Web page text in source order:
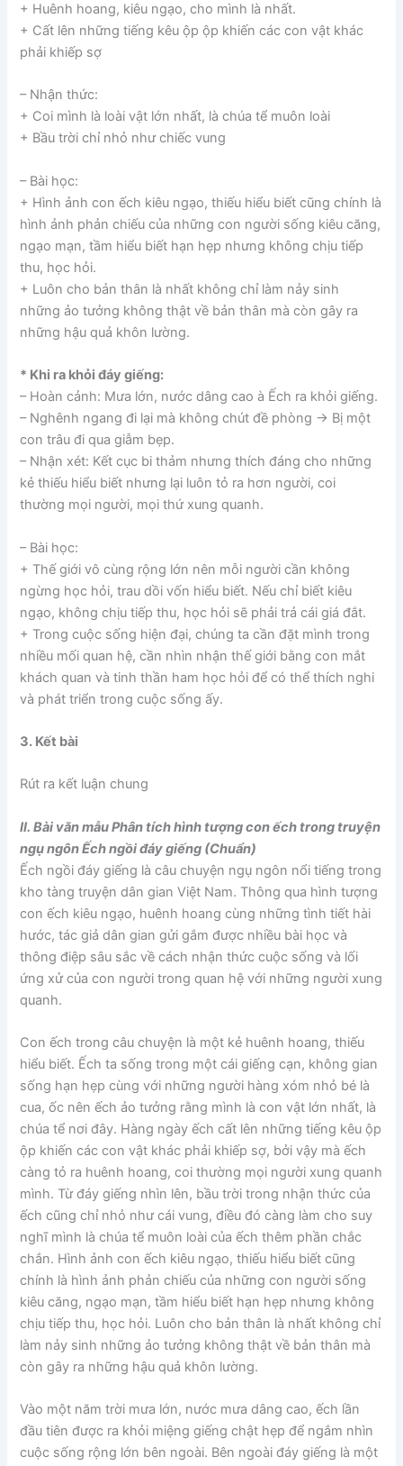
+ Huênh hoang, kiêu ngạo, cho mình là nhất.
+ Cất lên những tiếng kêu ộp ộp khiến các con vật khác
phải khiếp sợ
– Nhận thức:
+ Coi mình là loài vật lớn nhất, là chúa tể muôn loài
+ Bầu trời chỉ nhỏ như chiếc vung
– Bài học:
+ Hình ảnh con ếch kiêu ngạo, thiếu hiểu biết cũng chính là
hình ảnh phản chiếu của những con người sống kiêu căng,
ngạo mạn, tầm hiểu biết hạn hẹp nhưng không chịu tiếp
thu, học hỏi.
+ Luôn cho bản thân là nhất không chỉ làm nảy sinh
những ảo tưởng không thật về bản thân mà còn gây ra
những hậu quả khôn lường.
* Khi ra khỏi đáy giếng:
– Hoàn cảnh: Mưa lớn, nước dâng cao à Ếch ra khỏi giếng.
– Nghênh ngang đi lại mà không chút đề phòng → Bị một
con trâu đi qua giẫm bẹp.
– Nhận xét: Kết cục bi thảm nhưng thích đáng cho những
kẻ thiếu hiểu biết nhưng lại luôn tỏ ra hơn người, coi
thường mọi người, mọi thứ xung quanh.
– Bài học:
+ Thế giới vô cùng rộng lớn nên mỗi người cần không
ngừng học hỏi, trau dồi vốn hiểu biết. Nếu chỉ biết kiêu
ngạo, không chịu tiếp thu, học hỏi sẽ phải trả cái giá đắt.
+ Trong cuộc sống hiện đại, chúng ta cần đặt mình trong
nhiều mối quan hệ, cần nhìn nhận thế giới bằng con mắt
khách quan và tinh thần ham học hỏi để có thể thích nghi
và phát triển trong cuộc sống ấy.
3. Kết bài
Rút ra kết luận chung
II. Bài văn mẫu Phân tích hình tượng con ếch trong truyện
ngụ ngôn Ếch ngồi đáy giếng (Chuẩn)
Ếch ngồi đáy giếng là câu chuyện ngụ ngôn nổi tiếng trong
kho tàng truyện dân gian Việt Nam. Thông qua hình tượng
con ếch kiêu ngạo, huênh hoang cùng những tình tiết hài
hước, tác giả dân gian gửi gắm được nhiều bài học và
thông điệp sâu sắc về cách nhận thức cuộc sống và lối
ứng xử của con người trong quan hệ với những người xung
quanh.
Con ếch trong câu chuyện là một kẻ huênh hoang, thiếu
hiểu biết. Ếch ta sống trong một cái giếng cạn, không gian
sống hạn hẹp cùng với những người hàng xóm nhỏ bé là
cua, ốc nên ếch ảo tưởng rằng mình là con vật lớn nhất, là
chúa tể nơi đây. Hàng ngày ếch cất lên những tiếng kêu ộp
ộp khiến các con vật khác phải khiếp sợ, bởi vậy mà ếch
càng tỏ ra huênh hoang, coi thường mọi người xung quanh
mình. Từ đáy giếng nhìn lên, bầu trời trong nhận thức của
ếch cũng chỉ nhỏ như cái vung, điều đó càng làm cho suy
nghĩ mình là chúa tể muôn loài của ếch thêm phần chắc
chắn. Hình ảnh con ếch kiêu ngạo, thiếu hiểu biết cũng
chính là hình ảnh phản chiếu của những con người sống
kiêu căng, ngạo mạn, tầm hiểu biết hạn hẹp nhưng không
chịu tiếp thu, học hỏi. Luôn cho bản thân là nhất không chỉ
làm nảy sinh những ảo tưởng không thật về bản thân mà
còn gây ra những hậu quả khôn lường.
Vào một năm trời mưa lớn, nước mưa dâng cao, ếch lần
đầu tiên được ra khỏi miệng giếng chật hẹp để ngắm nhìn
cuộc sống rộng lớn bên ngoài. Bên ngoài đáy giếng là một